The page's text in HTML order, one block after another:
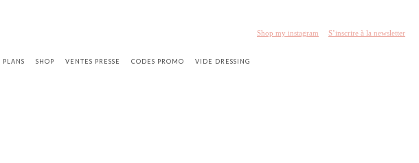
Shop my instagram S’inscrire à la newsletter
PLANS SHOP VENTES PRESSE CODES PROMO VIDE DRESSING